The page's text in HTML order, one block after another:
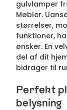
gulvlamper
Møbler.
størrelser,
funktioner,
ønsker. En
del af dit
bidrager til
Perfekt
belysning